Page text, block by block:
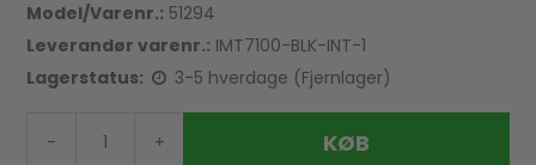
Model/Varenr.: 51294
Leverandør varenr.: IMT7100-BLK-INT-1
Lagerstatus:
3-5 hverdage (Fjernlager)
- + KØB